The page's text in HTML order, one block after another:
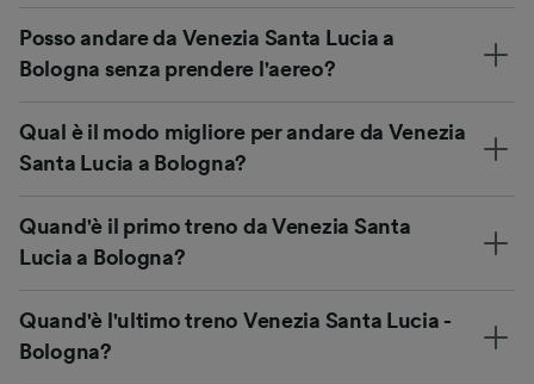
Posso andare da Venezia Santa Lucia a
Bologna senza prendere l'aereo?
Qual è il modo migliore per andare da Venezia
Santa Lucia a Bologna?
Quand'è il primo treno da Venezia Santa
Lucia a Bologna?
Quand'è l'ultimo treno Venezia Santa Lucia -
Bologna?